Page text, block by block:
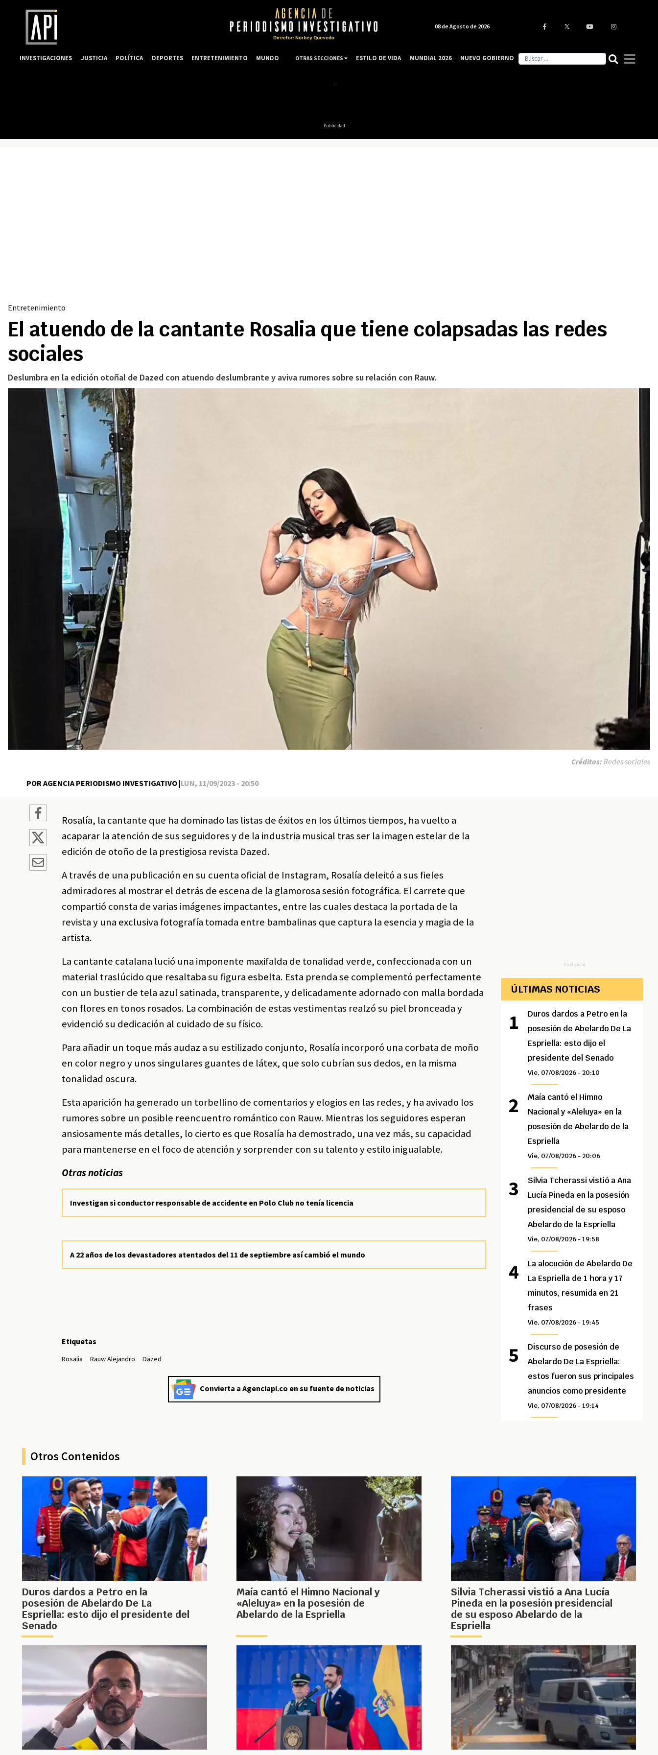
Publicidad
Entretenimiento
El atuendo de la cantante Rosalia que tiene colapsadas las redes
sociales
Deslumbra en la edición otoñal de Dazed con atuendo deslumbrante y aviva rumores sobre su relación con Rauw.
POR AGENCIA PERIODISMO INVESTIGATIVO |LUN, 11/09/2023 - 20:50
Créditos: Redes sociales
Rosalía, la cantante que ha dominado las listas de éxitos en los últimos tiempos, ha vuelto a
acaparar la atención de sus seguidores y de la industria musical tras ser la imagen estelar de la
edición de otoño de la prestigiosa revista Dazed.
A través de una publicación en su cuenta oficial de Instagram, Rosalía deleitó a sus fieles
admiradores al mostrar el detrás de escena de la glamorosa sesión fotográfica. El carrete que
compartió consta de varias imágenes impactantes, entre las cuales destaca la portada de la
revista y una exclusiva fotografía tomada entre bambalinas que captura la esencia y magia de la
artista.
La cantante catalana lució una imponente maxifalda de tonalidad verde, confeccionada con un
material traslúcido que resaltaba su figura esbelta. Esta prenda se complementó perfectamente
con un bustier de tela azul satinada, transparente, y delicadamente adornado con malla bordada
con flores en tonos rosados. La combinación de estas vestimentas realzó su piel bronceada y
evidenció su dedicación al cuidado de su físico.
Para añadir un toque más audaz a su estilizado conjunto, Rosalía incorporó una corbata de moño
en color negro y unos singulares guantes de látex, que solo cubrían sus dedos, en la misma
tonalidad oscura.
Esta aparición ha generado un torbellino de comentarios y elogios en las redes, y ha avivado los
rumores sobre un posible reencuentro romántico con Rauw. Mientras los seguidores esperan
ansiosamente más detalles, lo cierto es que Rosalía ha demostrado, una vez más, su capacidad
para mantenerse en el foco de atención y sorprender con su talento y estilo inigualable.
Otras noticias
Investigan si conductor responsable de accidente en Polo Club no tenía licencia
A 22 años de los devastadores atentados del 11 de septiembre así cambió el mundo
Etiquetas
Rosalia Rauw Alejandro Dazed
Convierta a Agenciapi.co en su fuente de noticias
Publicidad
ÚLTIMAS NOTICIAS
Duros dardos a Petro en la
posesión de Abelardo De La
Espriella: esto dijo el
presidente del Senado
Vie, 07/08/2026 - 20:10
Maía cantó el Himno
Nacional y «Aleluya» en la
posesión de Abelardo de la
Espriella
Vie, 07/08/2026 - 20:06
Silvia Tcherassi vistió a Ana
Lucía Pineda en la posesión
presidencial de su esposo
Abelardo de la Espriella
Vie, 07/08/2026 - 19:58
La alocución de Abelardo De
La Espriella de 1 hora y 17
minutos, resumida en 21
frases
Vie, 07/08/2026 - 19:45
Discurso de posesión de
Abelardo De La Espriella:
estos fueron sus principales
anuncios como presidente
Vie, 07/08/2026 - 19:14
Otros Contenidos
Duros dardos a Petro en la
posesión de Abelardo De La
Espriella: esto dijo el presidente del
Senado
Maía cantó el Himno Nacional y
«Aleluya» en la posesión de
Abelardo de la Espriella
Silvia Tcherassi vistió a Ana Lucía
Pineda en la posesión presidencial
de su esposo Abelardo de la
Espriella
08 de Agosto de 2026
INVESTIGACIONES JUSTICIA POLÍTICA DEPORTES ENTRETENIMIENTO MUNDO OTRAS SECCIONES ESTILO DE VIDA MUNDIAL 2026 NUEVO GOBIERNO